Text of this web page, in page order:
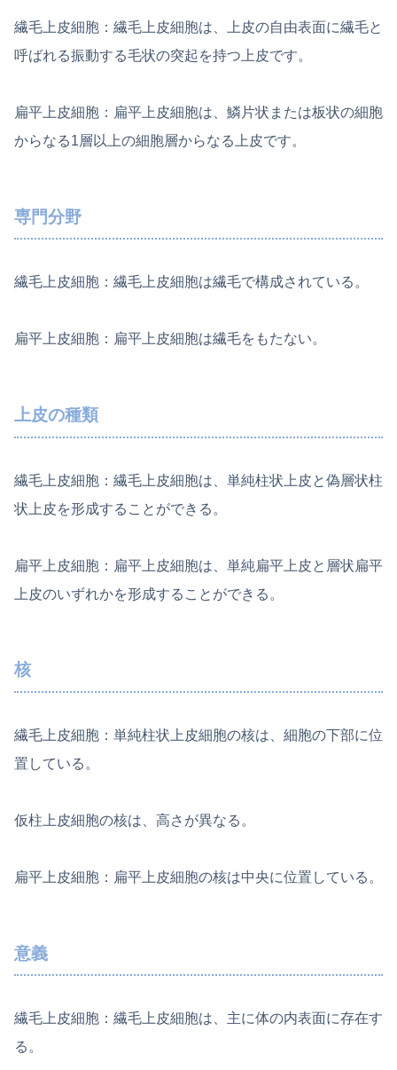
繊毛上皮細胞：繊毛上皮細胞は、上皮の自由表面に繊毛と
呼ばれる振動する毛状の突起を持つ上皮です。
扁平上皮細胞：扁平上皮細胞は、鱗片状または板状の細胞
からなる1層以上の細胞層からなる上皮です。
専門分野
繊毛上皮細胞：繊毛上皮細胞は繊毛で構成されている。
扁平上皮細胞：扁平上皮細胞は繊毛をもたない。
上皮の種類
繊毛上皮細胞：繊毛上皮細胞は、単純柱状上皮と偽層状柱
状上皮を形成することができる。
扁平上皮細胞：扁平上皮細胞は、単純扁平上皮と層状扁平
上皮のいずれかを形成することができる。
核
繊毛上皮細胞：単純柱状上皮細胞の核は、細胞の下部に位
置している。
仮柱上皮細胞の核は、高さが異なる。
扁平上皮細胞：扁平上皮細胞の核は中央に位置している。
意義
繊毛上皮細胞：繊毛上皮細胞は、主に体の内表面に存在す
る。